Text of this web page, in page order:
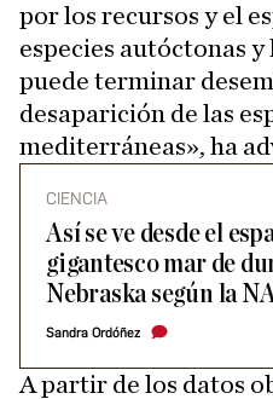
por los recursos y el
especies autóctonas y
puede terminar
desaparición de las
mediterráneas», ha
CIENCIA
Así se ve desde el
gigantesco mar de
Nebraska según la
Sandra Ordóñez
A partir de los datos